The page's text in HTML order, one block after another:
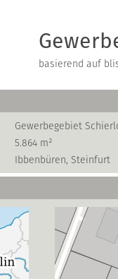
basierend auf
Gewerbegebiet
5.864 m²
Ibbenbüren, Steinfurt